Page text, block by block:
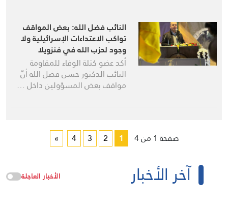
النائب فضل الله: بعض المواقف
تواكب الاعتداءات الإسرائيلية ولا
وجود لحزب الله في فنزويلا
أكد عضو كتلة الوفاء للمقاومة
النائب الدكتور حسن فضل الله أنّ
مواقف بعض المسؤولين داخل …
صفحة 1 من 4 1
2
3
4
»
آخر الأخبار الأخبار العاجلة